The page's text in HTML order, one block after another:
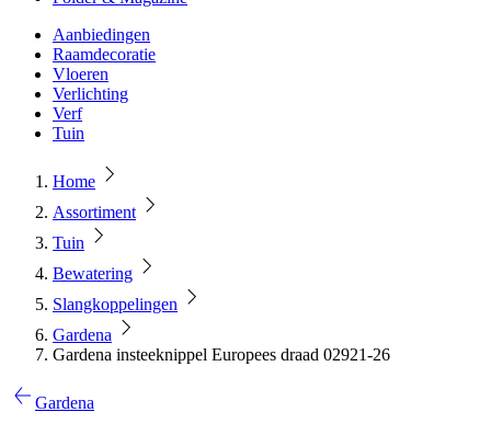
Aanbiedingen
Raamdecoratie
Vloeren
Verlichting
Verf
Tuin
Home
Assortiment
Tuin
Bewatering
Slangkoppelingen
Gardena
Gardena insteeknippel Europees draad 02921-26
Gardena